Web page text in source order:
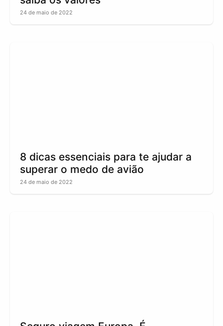
24 de maio de 2022
8 dicas essenciais para te ajudar a
superar o medo de avião
24 de maio de 2022